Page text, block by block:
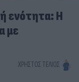
ενότητα: Η
με
ΧΡΉΣΤΟΣ ΤΈΛΙΟΣ